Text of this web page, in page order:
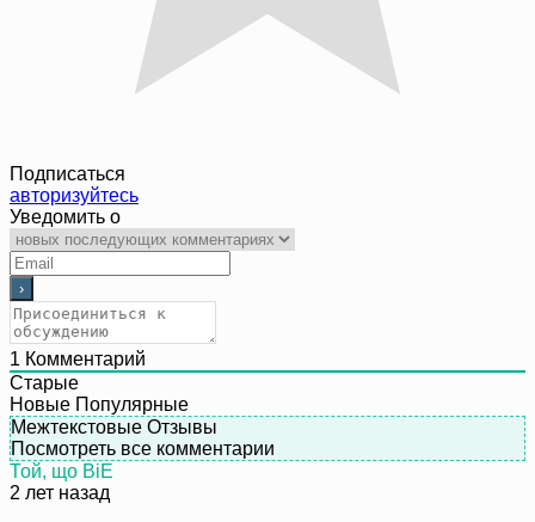
Подписаться
авторизуйтесь
Уведомить о
1 Комментарий
Старые
Новые Популярные
Межтекстовые Отзывы
Посмотреть все комментарии
Той, що ВiE
2 лет назад